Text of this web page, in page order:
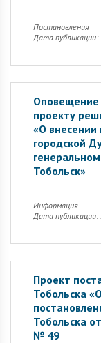
Постановления
Дата публикации:
Оповещение
проекту
«О внесении
городской
Тобольск»
Информация
Дата публикации:
Проект
Тобольска
Тобольска
№ 49